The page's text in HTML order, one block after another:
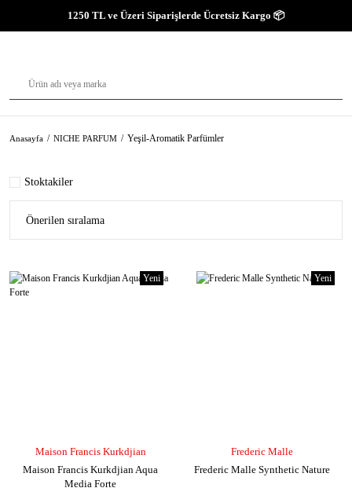
1250 TL ve Üzeri Siparişlerde Ücretsiz Kargo 📦
Anasayfa NICHE PARFUM Yeşil-Aromatik Parfümler
Stoktakiler
Yeni
Maison Francis Kurkdjian
Maison Francis Kurkdjian Aqua
Media Forte
Yeni
Frederic Malle
Frederic Malle Synthetic Nature